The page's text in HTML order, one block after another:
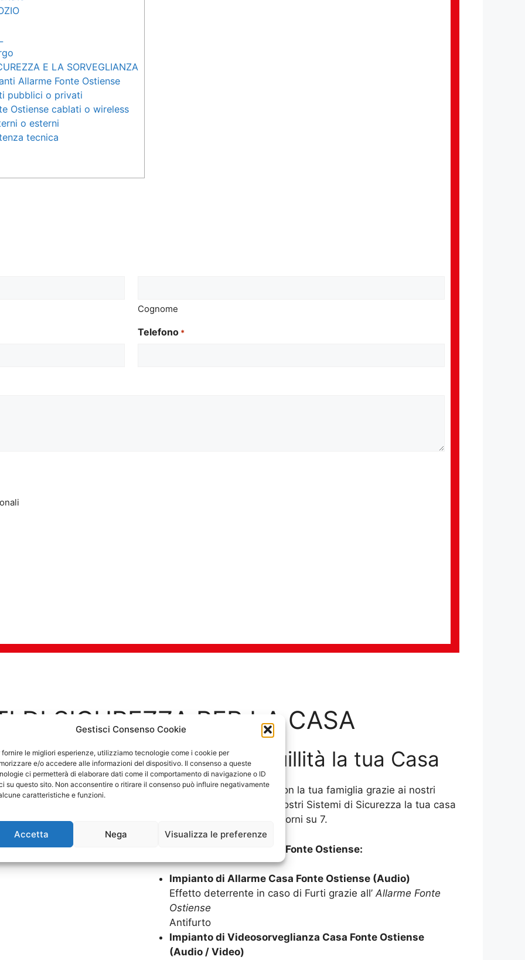
Gestisci Consenso Cookie
fornire le migliori esperienze, utilizziamo tecnologie come i cookie per
e/o accedere alle informazioni del dispositivo. Il consenso a queste
ci permetterà di elaborare dati come il comportamento di navigazione o ID
su questo sito. Non acconsentire o ritirare il consenso può influire negativamente
caratteristiche e funzioni.
Accetta Nega Visualizza le preferenze
E LA SORVEGLIANZA
Allarme Fonte Ostiense
pubblici o privati
Ostiense cablati o wireless
o esterni
tecnica
Cognome
Telefono *
DI SICUREZZA PER LA CASA
Casa Goditi in tranquillità la tua Casa
Goditi in serenità la tua casa con la tua famiglia grazie ai nostri
Impianti di Allarme. Grazie ai nostri Sistemi di Sicurezza la tua casa
sarà protetta 24 ore su 24, 7 giorni su 7.
SISTEMI DI SICUREZZA CASA Fonte Ostiense:
Impianto di Allarme Casa Fonte Ostiense (Audio)
Effetto deterrente in caso di Furti grazie all’Allarme Fonte
Ostiense
Antifurto
Impianto di Videosorveglianza Casa Fonte Ostiense
(Audio / Video)